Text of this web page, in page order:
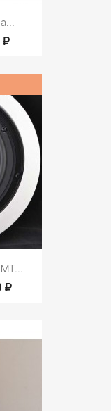
₽
₽